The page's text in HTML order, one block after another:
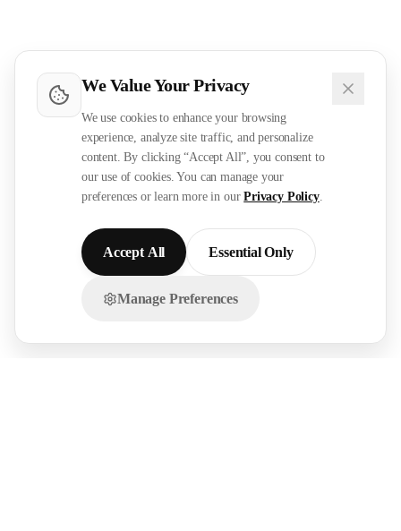
We Value Your Privacy
We use cookies to enhance your browsing
experience, analyze site traffic, and personalize
content. By clicking “Accept All”, you consent to
our use of cookies. You can manage your
preferences or learn more in our Privacy Policy.
Accept All Essential Only
Manage Preferences